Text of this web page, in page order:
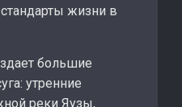
жизни в
большие
утренние
реки Яузы,